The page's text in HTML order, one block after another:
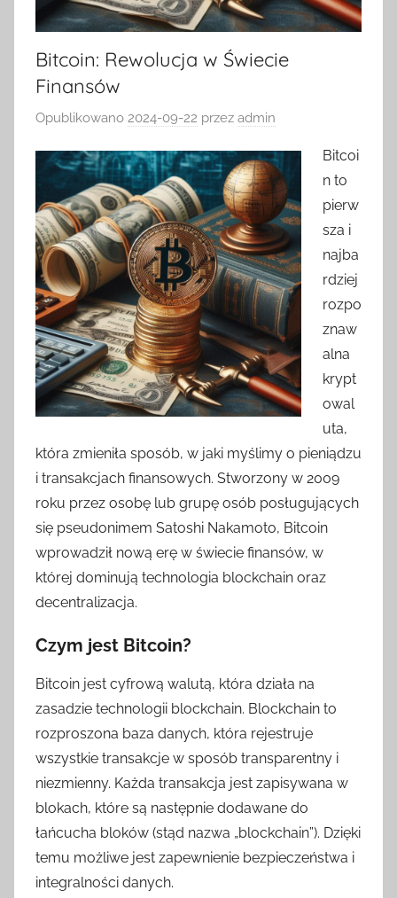
Bitcoin: Rewolucja w Świecie
Finansów
Opublikowano 2024-09-22 przez admin
Bitcoi
n to
pierw
sza i
najba
rdziej
rozpo
znaw
alna
krypt
owal
uta,
która zmieniła sposób, w jaki myślimy o pieniądzu
i transakcjach finansowych. Stworzony w 2009
roku przez osobę lub grupę osób posługujących
się pseudonimem Satoshi Nakamoto, Bitcoin
wprowadził nową erę w świecie finansów, w
której dominują technologia blockchain oraz
decentralizacja.
Czym jest Bitcoin?
Bitcoin jest cyfrową walutą, która działa na
zasadzie technologii blockchain. Blockchain to
rozproszona baza danych, która rejestruje
wszystkie transakcje w sposób transparentny i
niezmienny. Każda transakcja jest zapisywana w
blokach, które są następnie dodawane do
łańcucha bloków (stąd nazwa „blockchain”). Dzięki
temu możliwe jest zapewnienie bezpieczeństwa i
integralności danych.